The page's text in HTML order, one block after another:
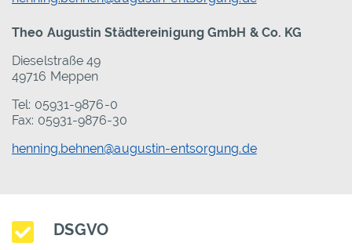
Theo Augustin Städtereinigung GmbH & Co. KG
Dieselstraße 49
49716 Meppen
Tel: 05931-9876-0
Fax: 05931-9876-30
henning.behnen@augustin-entsorgung.de
DSGVO